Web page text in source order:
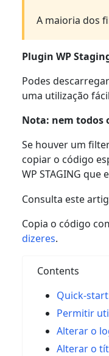
A maioria dos
Plugin WP
Podes
uma utilização
Nota: nem todos
Se houver um
copiar o código
WP STAGING que
Consulta este
Copia o código
dizeres.
Contents
Quick-
Permitir
Alterar o
Alterar o